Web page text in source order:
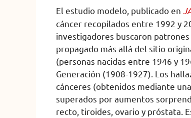
El estudio modelo, publicado en
cáncer recopilados entre 1992 y
investigadores buscaron
propagado más allá del sitio
(personas nacidas entre 1946 y
Generación (1908-1927). Los
cánceres (obtenidos mediante
superados por aumentos
recto, tiroides, ovario y próstata.